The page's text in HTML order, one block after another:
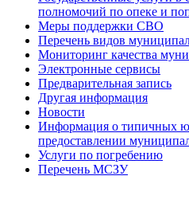
полномочий по опеке и
Меры поддержки СВО
Перечень видов
Мониторинг качества
Электронные сервисы
Предварительная запись
Другая информация
Новости
Информация о типичных
предоставлении
Услуги по погребению
Перечень МСЗУ